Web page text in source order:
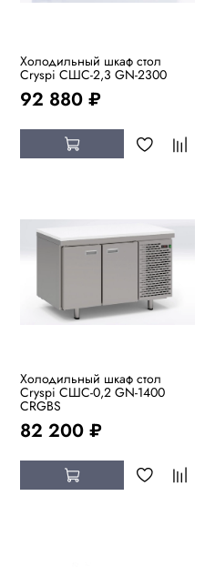
Холодильный шкаф стол
Cryspi СШC-2,3 GN-2300
92 880 ₽
Холодильный шкаф стол
Cryspi СШC-0,2 GN-1400
CRGBS
82 200 ₽